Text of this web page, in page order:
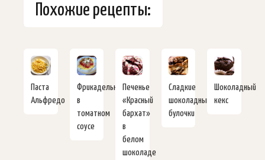
Похожие рецепты:
Паста
Альфредо
Фрикадельки
в
томатном
соусе
Печенье
«Красный
бархат»
в
белом
шоколаде
Сладкие
шоколадные
булочки
Шоколадный
кекс